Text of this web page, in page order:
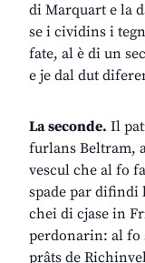
di Marquart e la
se i cividins i
fate, al è di un
e je dal dut
La seconde. Il
furlans Beltram,
vescul che al fo
spade par difindi
chei di cjase in
perdonarin: al fo
prâts de